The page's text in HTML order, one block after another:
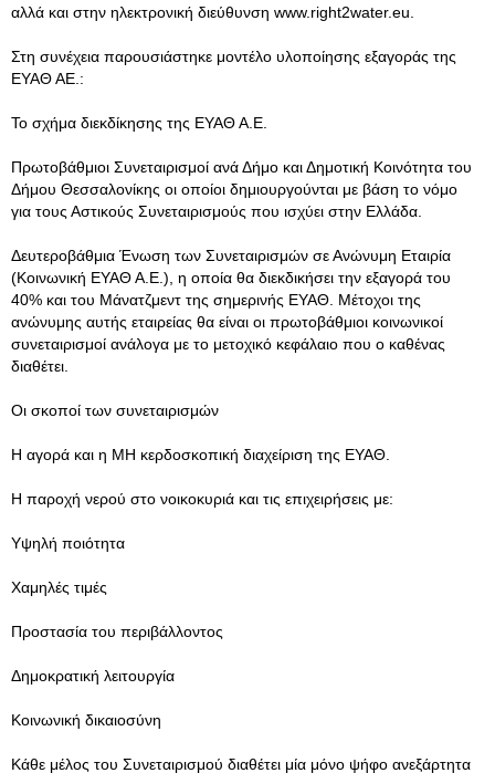
αλλά και στην ηλεκτρονική διεύθυνση www.right2water.eu.
Στη συνέχεια παρουσιάστηκε μοντέλο υλοποίησης εξαγοράς της
ΕΥΑΘ ΑΕ.:
Το σχήμα διεκδίκησης της ΕΥΑΘ Α.Ε.
Πρωτοβάθμιοι Συνεταιρισμοί ανά Δήμο και Δημοτική Κοινότητα του
Δήμου Θεσσαλονίκης οι οποίοι δημιουργούνται με βάση το νόμο
για τους Αστικούς Συνεταιρισμούς που ισχύει στην Ελλάδα.
Δευτεροβάθμια Ένωση των Συνεταιρισμών σε Ανώνυμη Εταιρία
(Κοινωνική ΕΥΑΘ Α.Ε.), η οποία θα διεκδικήσει την εξαγορά του
40% και του Μάνατζμεντ της σημερινής ΕΥΑΘ. Μέτοχοι της
ανώνυμης αυτής εταιρείας θα είναι οι πρωτοβάθμιοι κοινωνικοί
συνεταιρισμοί ανάλογα με το μετοχικό κεφάλαιο που ο καθένας
διαθέτει.
Οι σκοποί των συνεταιρισμών
Η αγορά και η ΜΗ κερδοσκοπική διαχείριση της ΕΥΑΘ.
Η παροχή νερού στο νοικοκυριά και τις επιχειρήσεις με:
Υψηλή ποιότητα
Χαμηλές τιμές
Προστασία του περιβάλλοντος
Δημοκρατική λειτουργία
Κοινωνική δικαιοσύνη
Κάθε μέλος του Συνεταιρισμού διαθέτει μία μόνο ψήφο ανεξάρτητα